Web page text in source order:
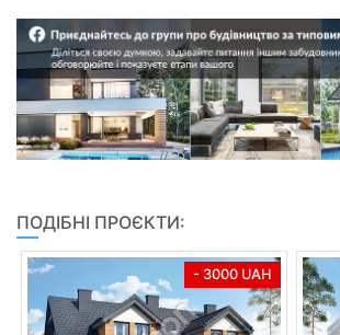
ПОДІБНІ ПРОЄКТИ:
- 3000 UAH